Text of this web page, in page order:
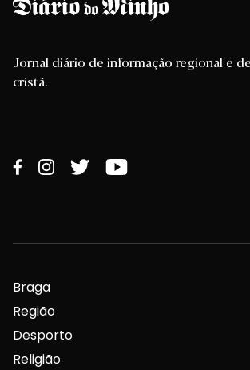
Jornal diário de informação regional e
cristã.
Braga
Região
Desporto
Religião